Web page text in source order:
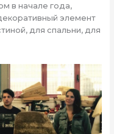
в начале года,
элемент
для спальни, для